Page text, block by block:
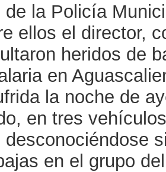
la Policía
ellos el director,
heridos de
en
la noche de
en tres
en el grupo